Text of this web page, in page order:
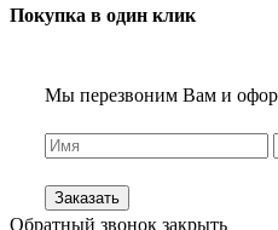
Покупка в один клик
Мы перезвоним Вам и
Заказать
Обратный звонок закрыть